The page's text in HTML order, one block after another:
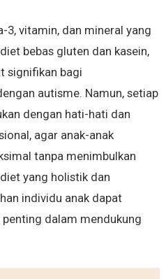
3, vitamin, dan mineral yang
bebas gluten dan kasein,
signifikan bagi
autisme. Namun, setiap
dengan hati-hati dan
agar anak-anak
tanpa menimbulkan
yang holistik dan
individu anak dapat
dalam mendukung